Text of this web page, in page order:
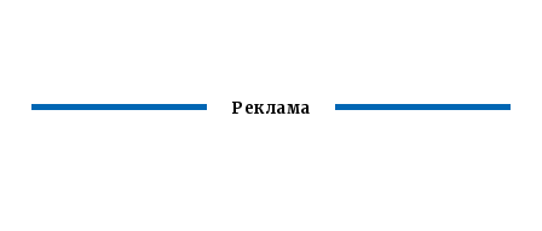
Реклама